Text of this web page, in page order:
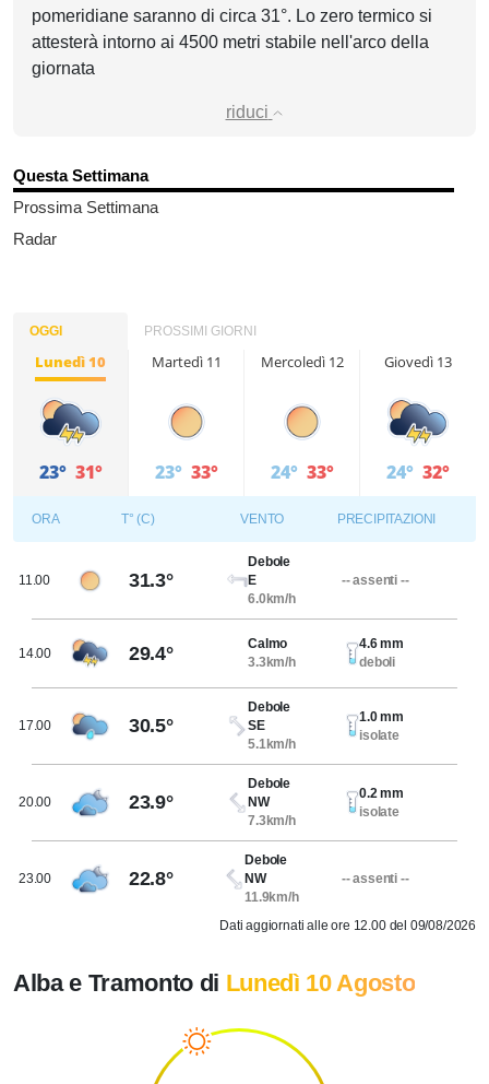
pomeridiane saranno di circa 31°. Lo zero termico si
attesterà intorno ai 4500 metri stabile nell'arco della
giornata
riduci
Questa Settimana
Prossima Settimana
Radar
OGGI PROSSIMI GIORNI
Lunedì 10
23° 31°
Martedì 11
23° 33°
Mercoledì 12
24° 33°
Giovedì 13
24° 32°
ORA T° (C) VENTO PRECIPITAZIONI
11.00 31.3°
Debole
E
6.0km/h
-- assenti --
14.00 29.4°
Calmo
3.3km/h
4.6 mm
deboli
17.00 30.5°
Debole
SE
5.1km/h
1.0 mm
isolate
20.00 23.9°
Debole
NW
7.3km/h
0.2 mm
isolate
23.00 22.8°
Debole
NW
11.9km/h
-- assenti --
Dati aggiornati alle ore 12.00 del 09/08/2026
Alba e Tramonto di Lunedì 10 Agosto